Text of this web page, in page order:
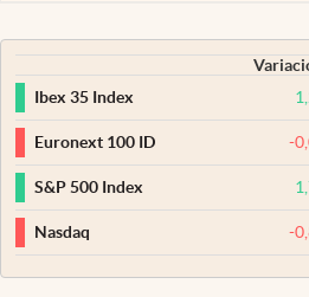
Ibex 35 Index
Euronext 100 ID -
S&P 500 Index
Nasdaq -